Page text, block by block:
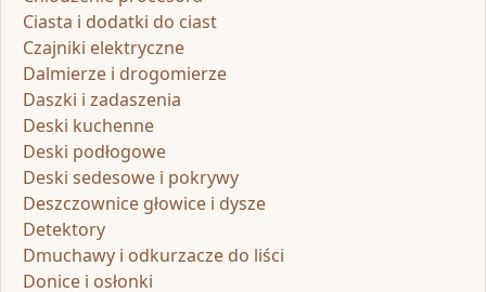
Ciasta i dodatki do ciast
Czajniki elektryczne
Dalmierze i drogomierze
Daszki i zadaszenia
Deski kuchenne
Deski podłogowe
Deski sedesowe i pokrywy
Deszczownice głowice i dysze
Detektory
Dmuchawy i odkurzacze do liści
Donice i osłonki